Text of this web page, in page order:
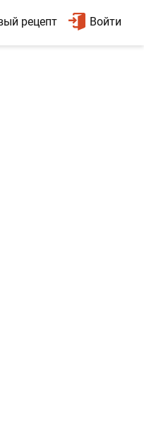
Войти
рецепт